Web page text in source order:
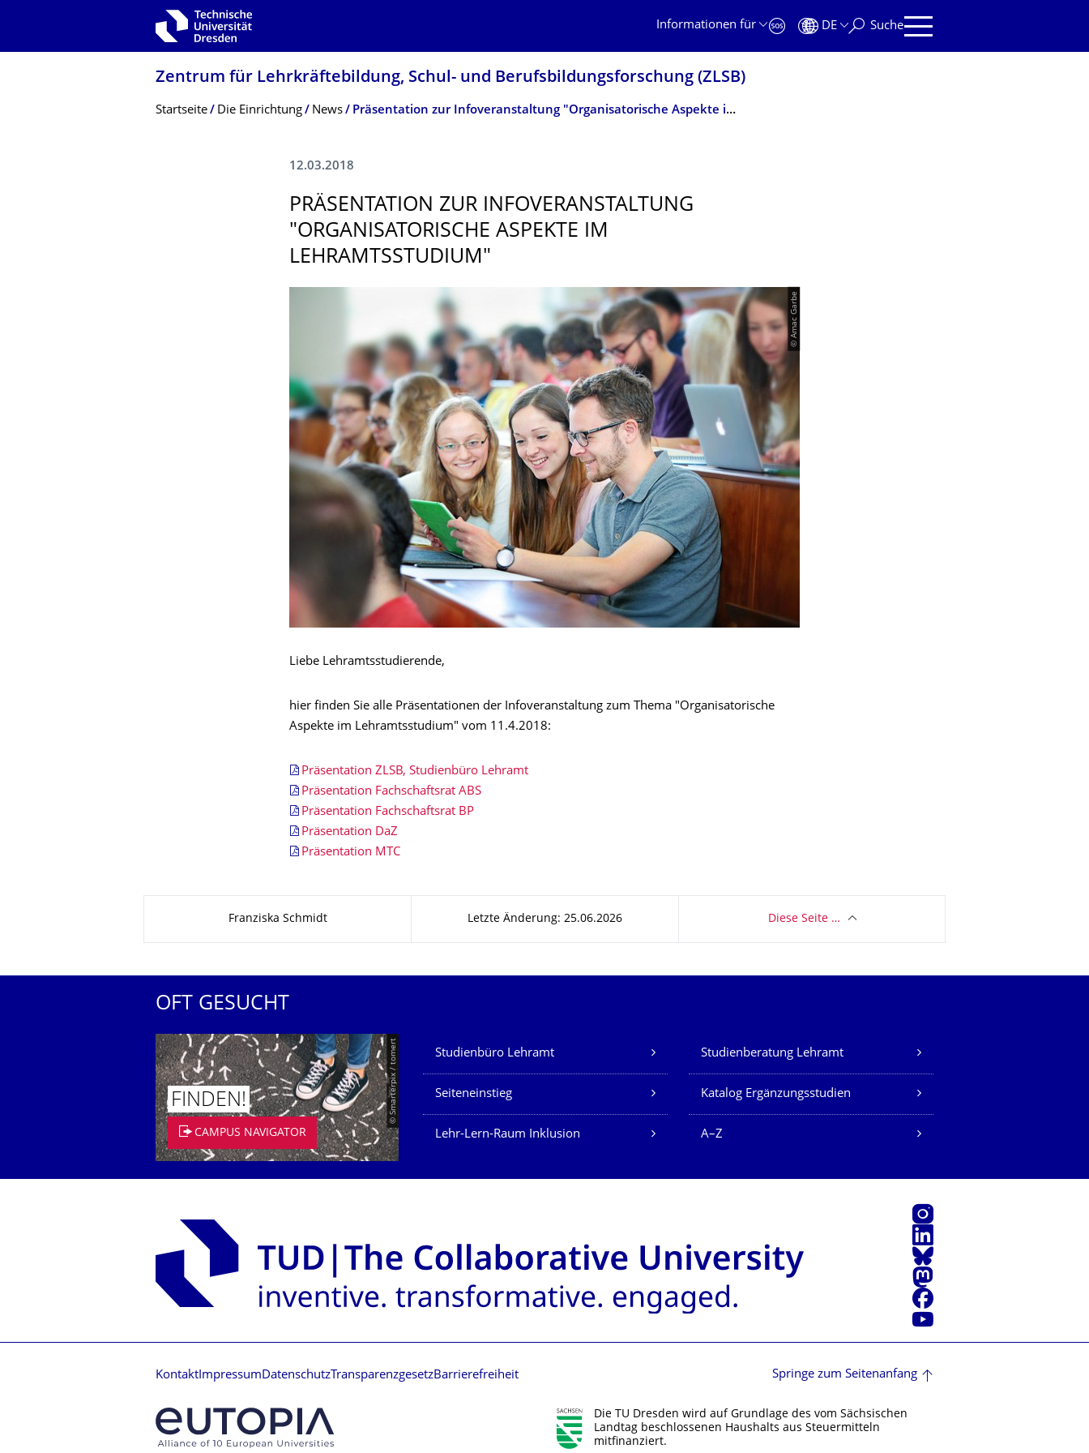
Zur Hauptnavigation springen
Informationen für
DE Suche
Zentrum für Lehrkräftebildung, Schul- und Berufsbildungsfor­schung (ZLSB)
Breadcrumb-Menü
Startseite Die Einrichtung News Präsentation zur Infoveranstaltung "Organisatorische Aspekte im Lehramtsstudium"
12.03.2018
PRÄSENTATION ZUR INFOVERANSTAL­TUNG
"ORGANISATORI­SCHE ASPEKTE IM
LEHRAMTSSTUDIUM"
© Amac Garbe
Liebe Lehramtsstudierende,
hier finden Sie alle Präsentationen der Infoveranstaltung zum Thema "Organisatorische
Aspekte im Lehramtsstudium" vom 11.4.2018:
Präsentation ZLSB, Studienbüro Lehramt
Präsentation Fachschaftsrat ABS
Präsentation Fachschaftsrat BP
Präsentation DaZ
Präsentation MTC
Franziska Schmidt Letzte Änderung: 25.06.2026 Diese Seite …
OFT GESUCHT
© Smarterpix / tomert
FINDEN!
CAMPUS NAVIGATOR
Unsere Dienste
Studienbüro Lehramt Studienberatung Lehramt
Seiteneinstieg Katalog Ergänzungsstudien
Lehr-Lern-Raum Inklusion A–Z
Instagram
LinkedIn
Bluesky
Mastodon
Facebook
Youtube
Kontakt Impressum DatenschutzTransparenzgesetzBarrierefreiheit Springe zum Seitenanfang
Die TU Dresden wird auf Grundlage des vom Sächsischen
Landtag beschlossenen Haushalts aus Steuermitteln
mitfinanziert.